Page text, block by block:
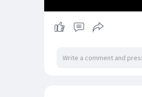
ဆန်ဆေးရည်က ဆံပင်ရှည်မြ
နောက်ဆုံးအနေနဲ့ အကြံပေ
တွေလိမ်းပြီးတဲ့ချိန် ခေါင်းပ
Digital Daily
2 yrs - Translate